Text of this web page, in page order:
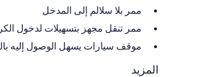
ممر بلا سلالم إلى المدخل
ممر تنقل مجهز بتسهيلات لدخول
موقف سيارات يسهل الوصول إليه
المزيد